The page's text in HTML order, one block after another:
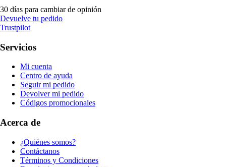
30 días para cambiar de opinión
Devuelve tu pedido
Trustpilot
Servicios
Mi cuenta
Centro de ayuda
Seguir mi pedido
Devolver mi pedido
Códigos promocionales
Acerca de
¿Quiénes somos?
Contáctanos
Términos y Condiciones